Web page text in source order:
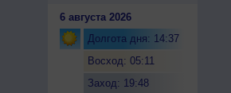
6 августа 2026
Долгота дня: 14:37
Восход: 05:11
Заход: 19:48